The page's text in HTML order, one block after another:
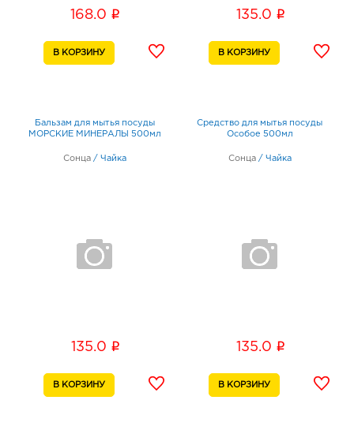
168.0 i 135.0 i
Бальзам для мытья посуды
МОРСКИЕ МИНЕРАЛЫ 500мл
Сонца / Чайка
135.0 i
Средство для мытья посуды
Особое 500мл
Сонца / Чайка
135.0 i